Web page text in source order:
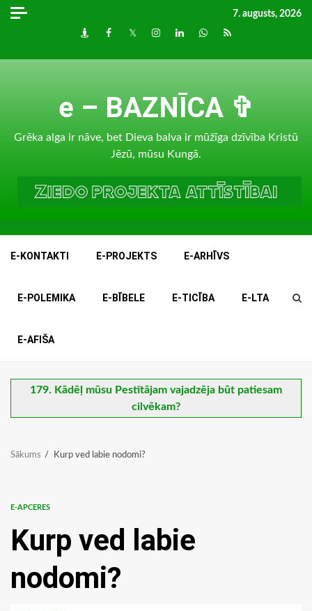
Skip
7. augusts, 2026
DraugiemFacebook
TwitterInstagram
LinkedInwhatsapp
RSS
e – BAZNĪCA ✞
Grēka alga ir nāve, bet Dieva balva ir mūžīga dzīvība Kristū
Jēzū, mūsu Kungā.
E-KONTAKTI E-PROJEKTS E-ARHĪVS
E-POLEMIKA E-BĪBELE E-TICĪBA E-LTA
E-AFIŠA
179. Kādēļ mūsu Pestītājam vajadzēja būt patiesam
cilvēkam?
Sākums Kurp ved labie nodomi?
E-APCERES
Kurp ved labie
nodomi?